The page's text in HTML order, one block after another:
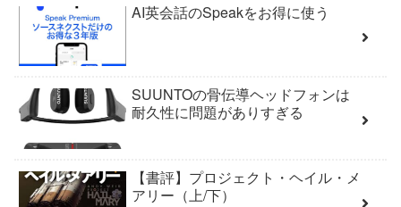
AI英会話のSpeakをお得に使う
SUUNTOの骨伝導ヘッドフォンは
耐久性に問題がありすぎる
【書評】プロジェクト・ヘイル・メ
アリー（上/下）